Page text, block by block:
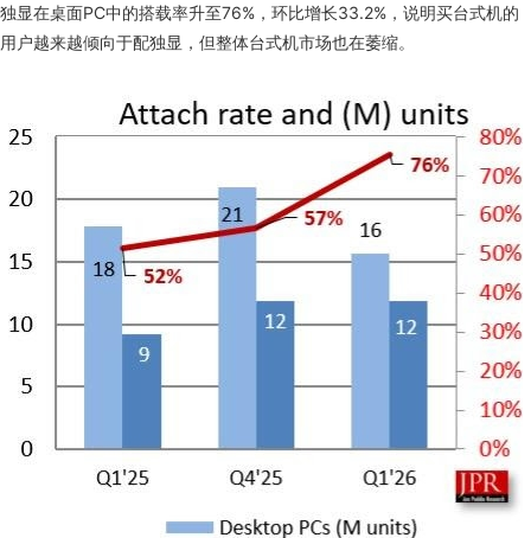
独显在桌面PC中的搭载率升至76%，环比增长33.2%，说明买台式机的
用户越来越倾向于配独显，但整体台式机市场也在萎缩。